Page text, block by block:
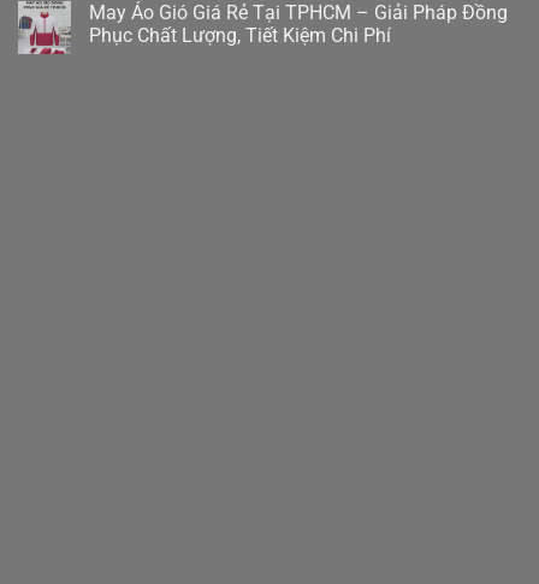
May Áo Gió Giá Rẻ Tại TPHCM – Giải Pháp Đồng
Phục Chất Lượng, Tiết Kiệm Chi Phí